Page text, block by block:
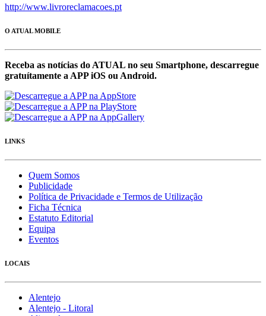
http://www.livroreclamacoes.pt
O ATUAL MOBILE
Receba as notícias do ATUAL no seu Smartphone, descarregue
gratuítamente a APP iOS ou Android.
LINKS
Quem Somos
Publicidade
Política de Privacidade e Termos de Utilização
Ficha Técnica
Estatuto Editorial
Equipa
Eventos
LOCAIS
Alentejo
Alentejo - Litoral